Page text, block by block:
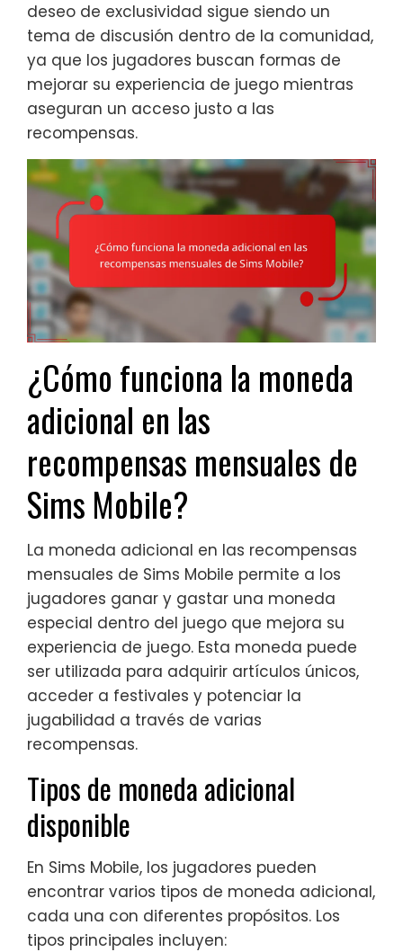
deseo de exclusividad sigue siendo un
tema de discusión dentro de la comunidad,
ya que los jugadores buscan formas de
mejorar su experiencia de juego mientras
aseguran un acceso justo a las
recompensas.
¿Cómo funciona la moneda
adicional en las
recompensas mensuales de
Sims Mobile?
La moneda adicional en las recompensas
mensuales de Sims Mobile permite a los
jugadores ganar y gastar una moneda
especial dentro del juego que mejora su
experiencia de juego. Esta moneda puede
ser utilizada para adquirir artículos únicos,
acceder a festivales y potenciar la
jugabilidad a través de varias
recompensas.
Tipos de moneda adicional
disponible
En Sims Mobile, los jugadores pueden
encontrar varios tipos de moneda adicional,
cada una con diferentes propósitos. Los
tipos principales incluyen: